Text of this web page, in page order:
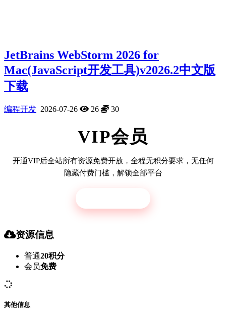
JetBrains WebStorm 2026 for
Mac(JavaScript开发工具)v2026.2中文版
下载
编程开发 2026-07-26 26 30
VIP会员
开通VIP后全站所有资源免费开放，全程无积分要求，无任何
隐藏付费门槛，解锁全部平台
资源信息
普通20积分
会员免费
其他信息